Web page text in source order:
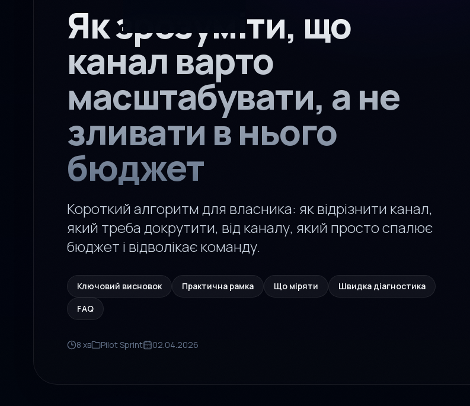
Як зрозуміти, що
канал варто
масштабувати, а не
зливати в нього
бюджет
Короткий алгоритм для власника: як відрізнити канал,
який треба докрутити, від каналу, який просто спалює
бюджет і відволікає команду.
Ключовий висновок Практична рамка Що міряти
Швидка діагностика
FAQ
8 хв Pilot Sprint 02.04.2026